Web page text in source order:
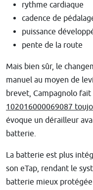
rythme cardiaque
cadence de
puissance
pente de la route
Mais bien sûr, le
manuel au moyen de
brevet, Campagnolo
102016000069087
évoque un dérailleur
batterie.
La batterie est plus
son eTap, rendant le
batterie mieux